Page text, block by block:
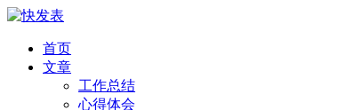
首页
文章
工作总结
心得体会